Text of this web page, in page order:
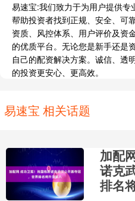
易速宝:我们致力于为用户提供专
帮助投资者找到正规、安全、可
资质、风控体系、用户评价及资
的优质平台。无论您是新手还是
自己的配资解决方案。诚信、透
的投资更安心、更高效。
易速宝 相关话题
加配
诺克
排名